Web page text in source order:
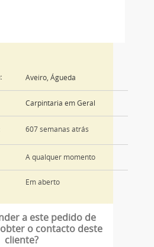
Aveiro, Águeda
Carpintaria em Geral
607 semanas atrás
A qualquer momento
Em aberto
a este pedido de
o contacto deste
cliente?